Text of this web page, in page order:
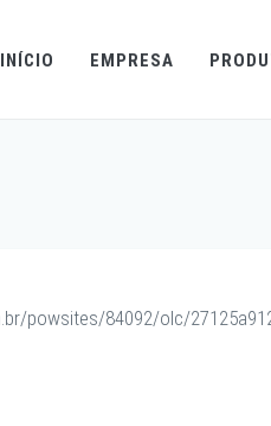
INÍCIO EMPRESA